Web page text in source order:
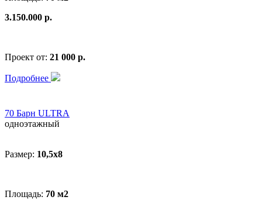
3.150.000 р.
Проект от: 21 000 р.
Подробнее
70 Барн ULTRA
одноэтажный
Размер: 10,5х8
Площадь: 70 м2